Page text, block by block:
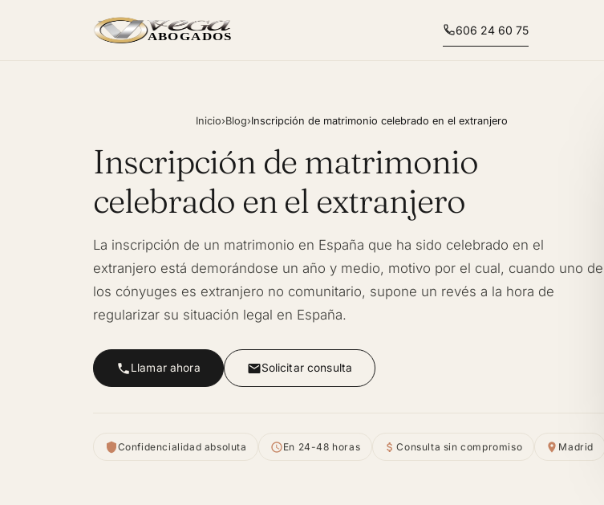
ABOGADOS
606 24 60 75
Inicio›Blog›Inscripción de matrimonio celebrado en el extranjero
Inscripción de matrimonio
celebrado en el extranjero
La inscripción de un matrimonio en España que ha sido celebrado en el
extranjero está demorándose un año y medio, motivo por el cual, cuando uno de
los cónyuges es extranjero no comunitario, supone un revés a la hora de
regularizar su situación legal en España.
Llamar ahora Solicitar consulta
Confidencialidad absoluta En 24-48 horas Consulta sin compromiso Madrid